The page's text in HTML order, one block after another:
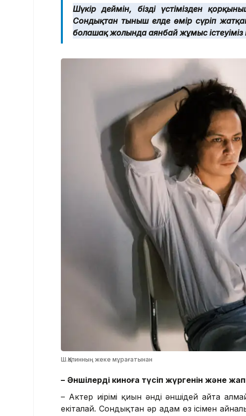
Шүкір деймін, біздің үстімізден
Сондықтан тыныш елде өмір сүріп
болашақ жолында аянбай жұмыс істеуіміз
Ш.Қапинның жеке мұрағатынан
– Әншілердің киноға түсіп жүргенін және
– Актер иірімі қиын әнді әншідей айта
екіталай. Сондықтан әр адам өз ісімен